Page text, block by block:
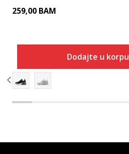
259,00 BAM
Dodajte u korpu